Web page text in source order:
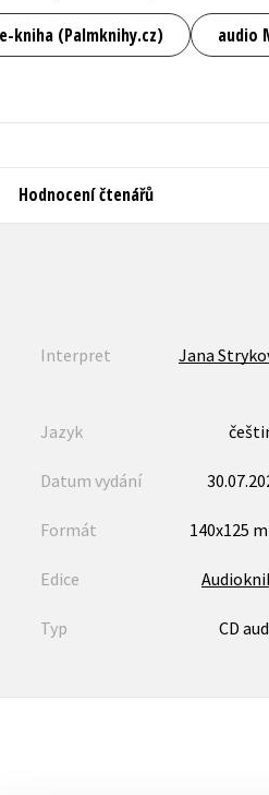
e-kniha (Palmknihy.cz) audio
Hodnocení čtenářů
Interpret Jana
Jazyk
Datum vydání
Formát 140x125
Edice
Typ CD